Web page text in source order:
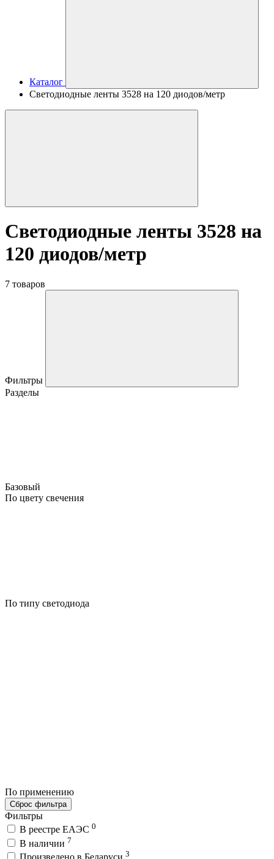
Каталог
Светодиодные ленты 3528 на 120 диодов/метр
Светодиодные ленты 3528 на
120 диодов/метр
7 товаров
Фильтры
Разделы
Базовый
По цвету свечения
По типу светодиода
По применению
Сброс фильтра
Фильтры
В реестре ЕАЭС 0
В наличии 7
Произведено в Беларуси 3